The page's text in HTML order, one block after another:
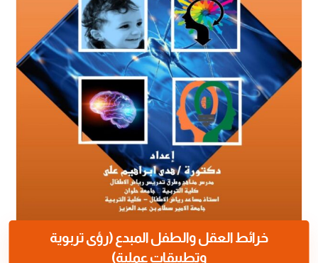
خرائط العقل والطفل المبدع (رؤى تربوية
وتطبيقات عملية)